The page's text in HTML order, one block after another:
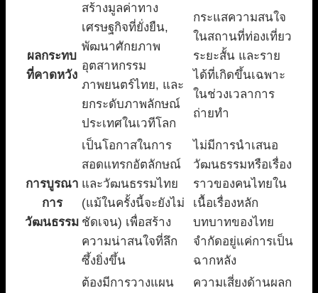
ผลกระทบ
ที่คาดหวัง
สร้างมูลค่าทาง
เศรษฐกิจที่ยั่งยืน,
พัฒนาศักยภาพ
อุตสาหกรรม
ภาพยนตร์ไทย, และ
ยกระดับภาพลักษณ์
ประเทศในเวทีโลก
กระแสความสนใจ
ในสถานที่ท่องเที่ยว
ระยะสั้น และราย
ได้ที่เกิดขึ้นเฉพาะ
ในช่วงเวลาการ
ถ่ายทำ
การบูรณา
การ
วัฒนธรรม
เป็นโอกาสในการ
สอดแทรกอัตลักษณ์
และวัฒนธรรมไทย
(แม้ในครั้งนี้จะยังไม่
ชัดเจน) เพื่อสร้าง
ความน่าสนใจที่ลึก
ซึ้งยิ่งขึ้น
ไม่มีการนำเสนอ
วัฒนธรรมหรือเรื่อง
ราวของคนไทยใน
เนื้อเรื่องหลัก
บทบาทของไทย
จำกัดอยู่แค่การเป็น
ฉากหลัง
ต้องมีการวางแผน
ความเสี่ยงด้านผลก